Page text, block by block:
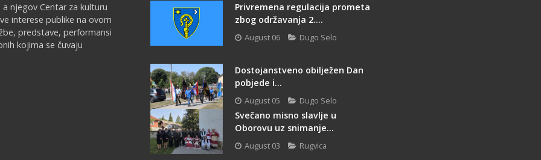
njegov Centar za kulturu
interese publike na ovom
predstave, performansi
kojima se čuvaju
Privremena regulacija prometa
zbog održavanja 2....
August 06 Dugo Selo
Dostojanstveno obilježen Dan
pobjede i...
August 05 Dugo Selo
Svečano misno slavlje u
Oborovu uz snimanje...
August 03 Rugvica